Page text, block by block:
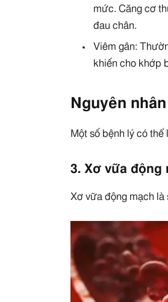
mức. Căng cơ
đau chân.
Viêm gân:
khiến cho khớp
Nguyên
Một số bệnh lý có thể
3. Xơ vữa động
Xơ vữa động mạch